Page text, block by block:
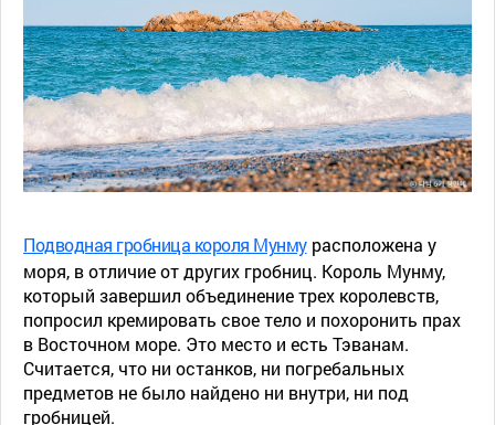
Подводная гробница короля Мунмурасположена у
моря, в отличие от других гробниц. Король Мунму,
который завершил объединение трех королевств,
попросил кремировать свое тело и похоронить прах
в Восточном море. Это место и есть Тэванам.
Считается, что ни останков, ни погребальных
предметов не было найдено ни внутри, ни под
гробницей.